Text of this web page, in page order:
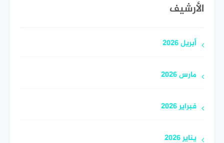
الأرشيف
أبريل 2026
مارس 2026
فبراير 2026
يناير 2026